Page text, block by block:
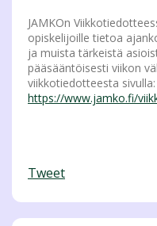
JAMKOn
opiskelijoille tietoa
ja muista tärkeistä
pääsääntöisesti viikon
viikkotiedotteesta sivulla:
https://www.jamko.fi/
Tweet